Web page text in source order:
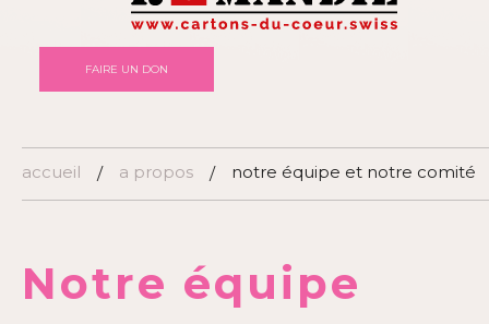
FAIRE UN DON
accueil / a propos / notre équipe et notre comité
Notre équipe